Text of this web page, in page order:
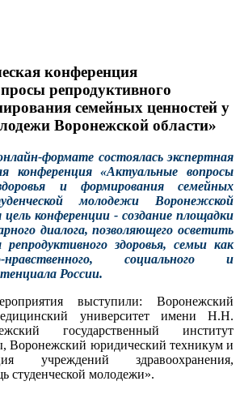
конференция
репродуктивного
семейных ценностей у
Воронежской области»
формате состоялась экспертная
конференция «Актуальные вопросы
и формирования семейных
молодежи Воронежской
конференции - создание площадки
диалога, позволяющего осветить
здоровья, семьи как
нравственного, социального и
России.
выступили: Воронежский
университет имени Н.Н.
государственный институт
Воронежский юридический техникум и
учреждений здравоохранения,
студенческой молодежи».